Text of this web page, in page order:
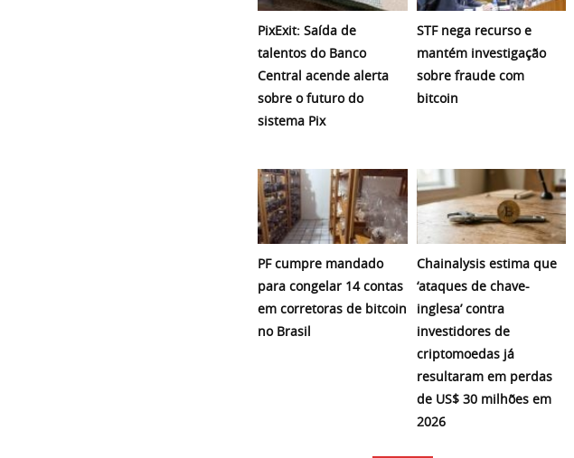
PixExit: Saída de
talentos do Banco
Central acende alerta
sobre o futuro do
sistema Pix
STF nega recurso e
mantém investigação
sobre fraude com
bitcoin
PF cumpre mandado
para congelar 14 contas
em corretoras de bitcoin
no Brasil
Chainalysis estima que
‘ataques de chave-
inglesa’ contra
investidores de
criptomoedas já
resultaram em perdas
de US$ 30 milhões em
2026